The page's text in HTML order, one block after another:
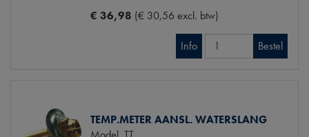
€ 36,98 (€ 30,56 excl. btw)
Info Bestel
TEMP.METER AANSL. WATERSLANG